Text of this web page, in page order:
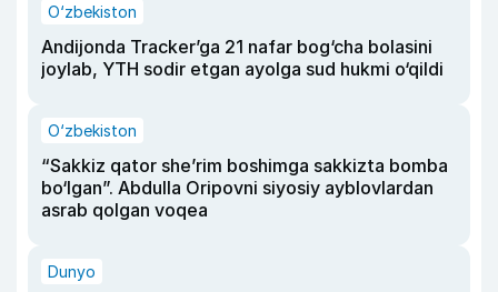
O‘zbekiston
Andijonda Tracker’ga 21 nafar bog‘cha bolasini
joylab, YTH sodir etgan ayolga sud hukmi o‘qildi
O‘zbekiston
“Sakkiz qator she’rim boshimga sakkizta bomba
bo‘lgan”. Abdulla Oripovni siyosiy ayblovlardan
asrab qolgan voqea
Dunyo